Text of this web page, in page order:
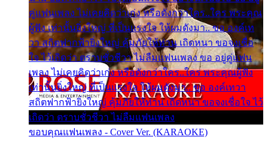
คู่แฟนเพลง ไม่เคยคิดว่าเก่ง หรือดังกว่าใคร..ใคร พระคุณ
ผู้ฟัง เท่านั้นยิ่งใหญ่ ที่เป็นแรงใจ ให้ผมดังมา.. ขอ องค์เท
วา สถิตฟากฟ้ายิ่งใหญ่ คุ้มภัยให้ท่าน เถิดหนา ขอจงเชื่อ
ใจ ไว้เถิดว่า ตราบชั่วชีวา ไม่ลืมแฟนเพลง ขอ อยู่คู่แฟน
เพลง ไม่เคยคิดว่าเก่ง หรือดังกว่าใคร..ใคร พระคุณผู้ฟัง
เท่านั้นยิ่งใหญ่ ที่เป็นแรงใจ ให้ผมดังมา.. ขอ องค์เทวา
สถิตฟากฟ้ายิ่งใหญ่ คุ้มภัยให้ท่าน เถิดหนา ขอจงเชื่อใจ ไว้
เถิดว่า ตราบชั่วชีวา ไม่ลืมแฟนเพลง
ขอบคุณแฟนเพลง - Cover Ver. (KARAOKE)